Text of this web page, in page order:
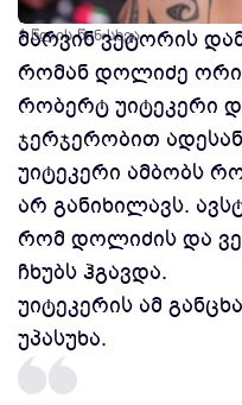
1 წლის წინ სხვა
მარვინ ვეტორის
რომან დოლიძე ორი
რობერტ უიტეკერი
ჯერჯერობით
უიტეკერი ამბობს
არ განიხილავს.
რომ დოლიძის და
ჩხუბს ჰგავდა.
უიტეკერის ამ
უპასუხა.